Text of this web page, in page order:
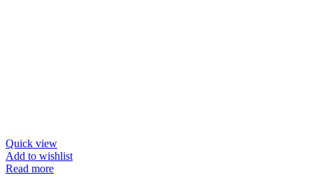
Quick view
Add to wishlist
Read more